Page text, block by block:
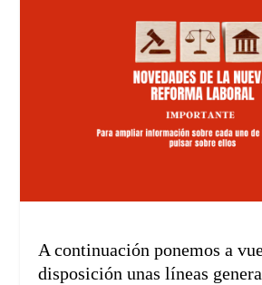
A continuación ponemos a
disposición unas líneas